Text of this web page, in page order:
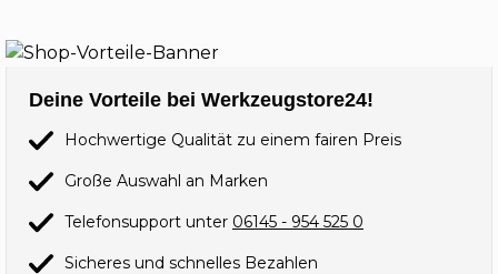
Deine Vorteile bei Werkzeugstore24!
Hochwertige Qualität zu einem fairen Preis
Große Auswahl an Marken
Telefonsupport unter 06145 - 954 525 0
Sicheres und schnelles Bezahlen